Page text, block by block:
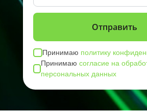
Принимаю политику
Принимаюсогласие на
персональных данных